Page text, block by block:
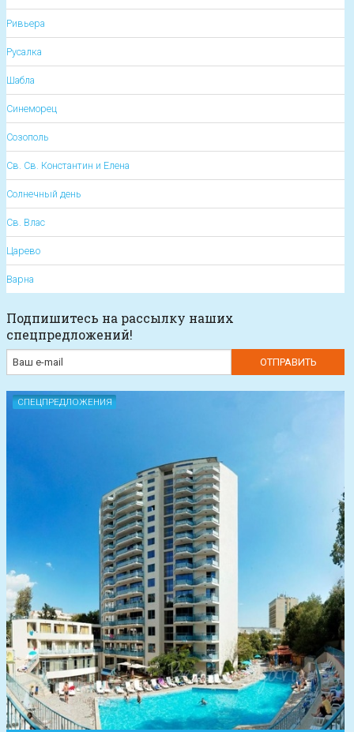
Ривьера
Русалка
Шабла
Синеморец
Созополь
Св. Св. Константин и Елена
Солнечный день
Св. Влас
Царево
Варна
Подпишитесь на рассылку наших
спецпредложений!
СПЕЦПРЕДЛОЖЕНИЯ